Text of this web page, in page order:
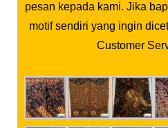
pesan kepada kami. Jika
motif sendiri yang ingin
Customer